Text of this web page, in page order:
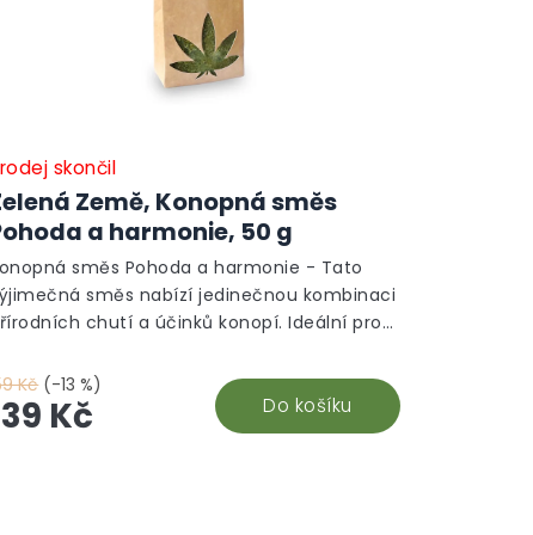
Země, Konopná směs
a harmonie, 50 g
skončil
Kč (-13 %)
Kč Do košíku
směs Pohoda a harmonie - Tato
směs nabízí jedinečnou kombinaci
chutí a účinků konopí. Ideální pro
si šálek zdraví z kvalitních surovin,
ocení každý milovník čajů.